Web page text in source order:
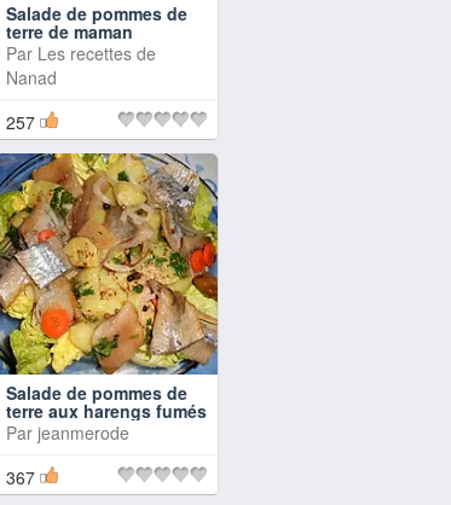
Salade de pommes de
terre de maman
Par Les recettes de
Nanad
257
Salade de pommes de
terre aux harengs fumés
Par jeanmerode
367